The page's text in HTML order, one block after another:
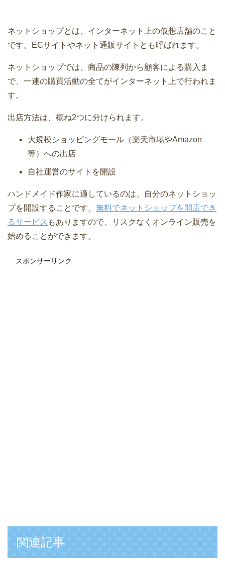
ネットショップとは、インターネット上の仮想店舗のこと
です。ECサイトやネット通販サイトとも呼ばれます。
ネットショップでは、商品の陳列から顧客による購入ま
で、一連の購買活動の全てがインターネット上で行われま
す。
出店方法は、概ね2つに分けられます。
大規模ショッピングモール（楽天市場やAmazon
等）への出店
自社運営のサイトを開設
ハンドメイド作家に適しているのは、自分のネットショッ
プを開設することです。 無料でネットショップを開店でき
るサービス もありますので、リスクなくオンライン販売を
始めることができます。
スポンサーリンク
関連記事